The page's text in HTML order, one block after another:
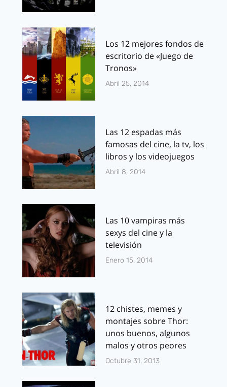
Los 12 mejores fondos de
escritorio de «Juego de
Tronos»
Abril 25, 2014
Las 12 espadas más
famosas del cine, la tv, los
libros y los videojuegos
Abril 8, 2014
Las 10 vampiras más
sexys del cine y la
televisión
Enero 15, 2014
12 chistes, memes y
montajes sobre Thor:
unos buenos, algunos
malos y otros peores
Octubre 31, 2013